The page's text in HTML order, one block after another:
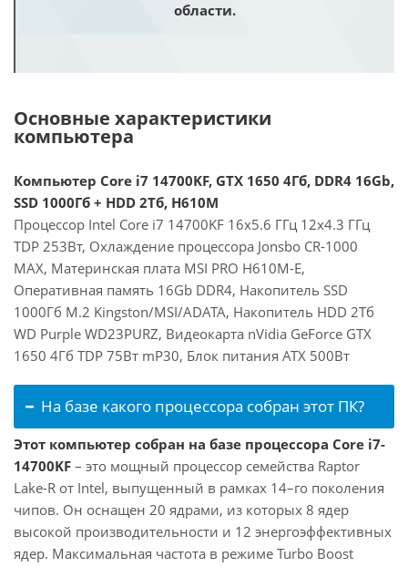
области.
Основные характеристики
компьютера
Компьютер Core i7 14700KF, GTX 1650 4Гб, DDR4 16Gb,
SSD 1000Гб + HDD 2Тб, H610M
Процессор Intel Core i7 14700KF 16x5.6 ГГц 12x4.3 ГГц
TDP 253Вт, Охлаждение процессора Jonsbo CR-1000
MAX, Материнская плата MSI PRO H610M-E,
Оперативная память 16Gb DDR4, Накопитель SSD
1000Гб M.2 Kingston/MSI/ADATA, Накопитель HDD 2Тб
WD Purple WD23PURZ, Видеокарта nVidia GeForce GTX
1650 4Гб TDP 75Вт mP30, Блок питания ATX 500Вт
На базе какого процессора собран этот ПК?
Этот компьютер собран на базе процессора Core i7-
14700KF – это мощный процессор семейства Raptor
Lake-R от Intel, выпущенный в рамках 14–го поколения
чипов. Он оснащен 20 ядрами, из которых 8 ядер
высокой производительности и 12 энергоэффективных
ядер. Максимальная частота в режиме Turbo Boost